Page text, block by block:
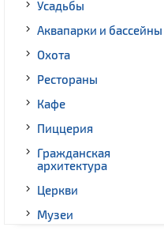
Усадьбы
Аквапарки и бассейны
Охота
Рестораны
Кафе
Пиццерия
Гражданская
архитектура
Церкви
Музеи